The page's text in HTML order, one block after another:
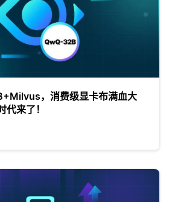
，消费级显卡布满血大
代来了！